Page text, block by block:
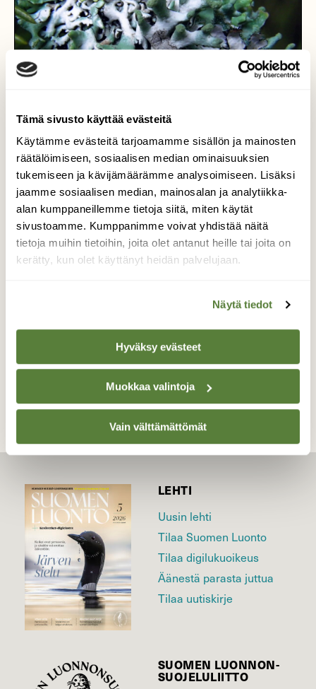
Tämä sivusto käyttää evästeitä
Käytämme evästeitä tarjoamamme sisällön ja mainosten
räätälöimiseen, sosiaalisen median ominaisuuksien
tukemiseen ja kävijämäärämme analysoimiseen. Lisäksi
jaamme sosiaalisen median, mainosalan ja analytiikka-
alan kumppaneillemme tietoja siitä, miten käytät
sivustoamme. Kumppanimme voivat yhdistää näitä
tietoja muihin tietoihin, joita olet antanut heille tai joita on
kerätty, kun olet käyttänyt heidän palvelujaan.
Näytä tiedot
Hyväksy evästeet
Muokkaa valintoja
Vain välttämättömät
Kevään vihreää
Kevät tuo näkyviin vihreää. Tämä kuva on
otettu Birgitan Polun maisemissa.
Valokuvaaja: Kari Saarinen, Lempäälä 19.3.2019
LEHTI
Uusin lehti
Tilaa Suomen Luonto
Tilaa digilukuoikeus
Äänestä parasta juttua
Tilaa uutiskirje
SUOMEN LUONNON­
SUOJELU­LIITTO